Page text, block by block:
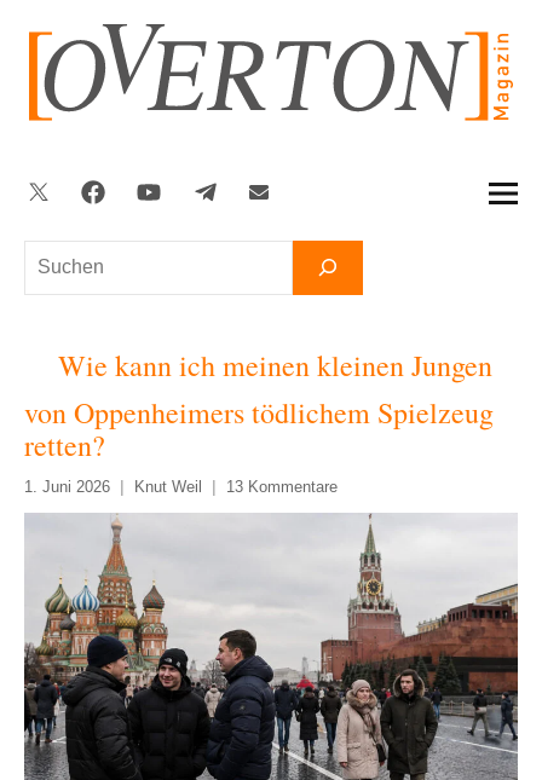
springen
Suchen
Twitter FacebookYouTubeTelegram
Wie kann ich meinen kleinen Jungen
von Oppenheimers tödlichem Spielzeug
retten?
1. Juni 2026 Knut Weil 13 Kommentare